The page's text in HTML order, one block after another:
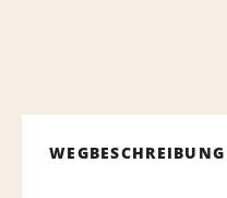
WEGBESCHREIBUNG